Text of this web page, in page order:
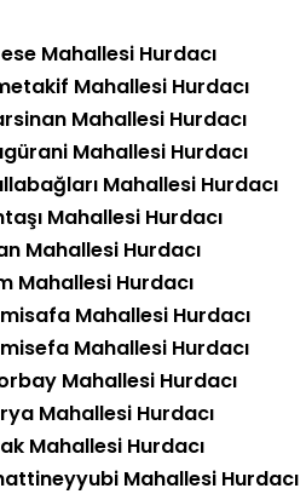
Mahallesi Hurdacı
Mahallesi Hurdacı
Mahallesi Hurdacı
Mahallesi Hurdacı
Mahallesi Hurdacı
Mahallesi Hurdacı
Mahallesi Hurdacı
Mahallesi Hurdacı
Mahallesi Hurdacı
Mahallesi Hurdacı
Mahallesi Hurdacı
Mahallesi Hurdacı
Mahallesi Hurdacı
Mahallesi Hurdacı